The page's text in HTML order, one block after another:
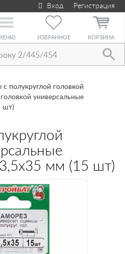
Вход Регистрация
Toggle
ИЗБРАННОЕ КОРЗИНА
полукруглой головкой
универсальные
шт)
мм (15 шт)